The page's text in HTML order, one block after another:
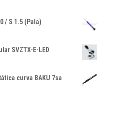
/ S 1.5 (Pala)
SVZTX-E-LED
curva BAKU 7sa